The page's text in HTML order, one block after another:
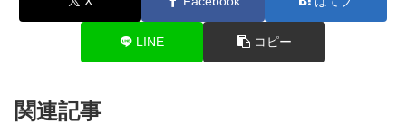
LINE コピー
関連記事